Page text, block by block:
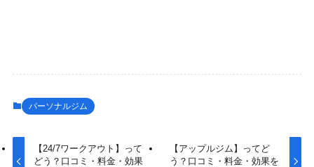
パーソナルジム
【24/7ワークアウト】って
どう？口コミ・料金・効果
【アップルジム】ってど
う？口コミ・料金・効果を